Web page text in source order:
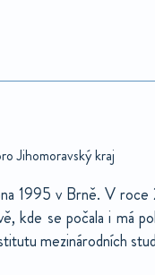
Jihomoravský kraj
1995 v Brně. V roce
kde se počala i má
mezinárodních